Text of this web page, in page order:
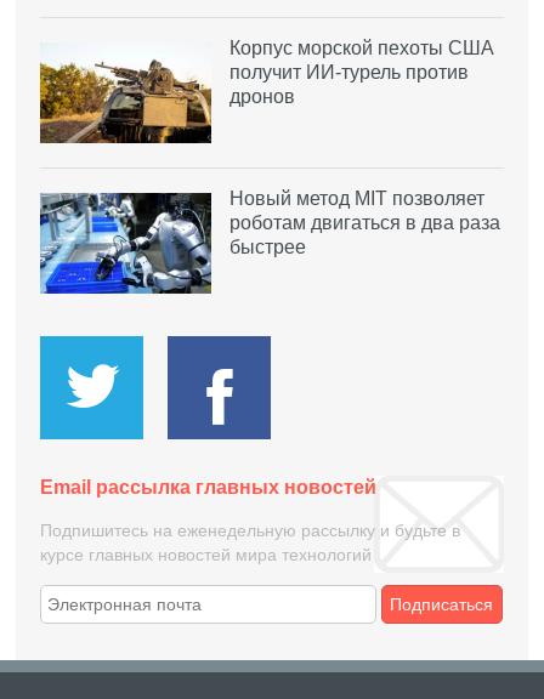
Корпус морской пехоты США
получит ИИ-турель против
дронов
Новый метод MIT позволяет
роботам двигаться в два раза
быстрее
Email рассылка главных новостей
Подпишитесь на еженедельную рассылку и будьте в
курсе главных новостей мира технологий
Подписаться